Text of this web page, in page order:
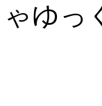
ゃゆっ